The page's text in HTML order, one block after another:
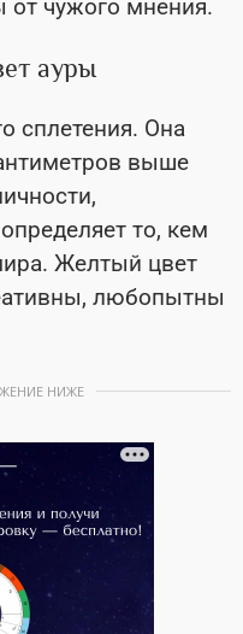
от чужого мнения.
ауры
сплетения. Она
выше
то, кем
Желтый цвет
любопытны
НИЖЕ